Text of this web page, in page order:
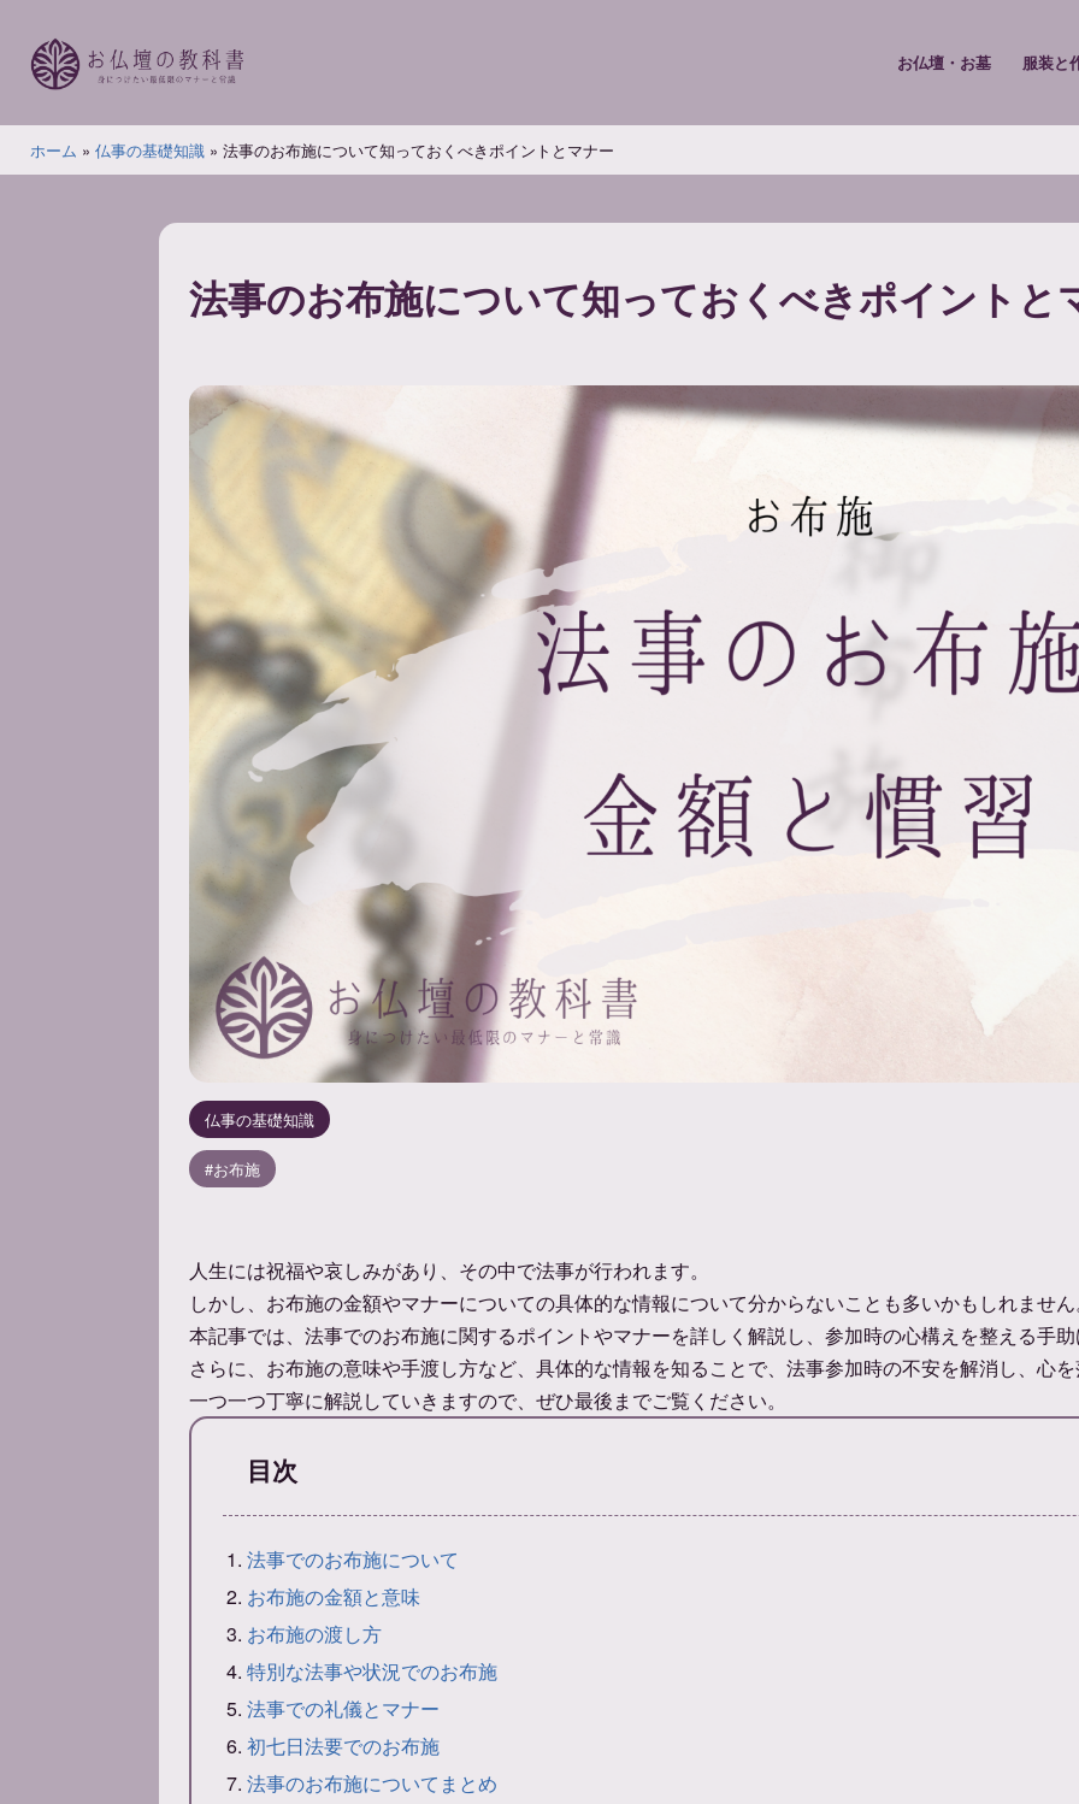
へ
お
仏
お仏壇・お墓 服装と
ホーム » 仏事の基礎知識 » 法事のお布施について知っておくべきポイントとマナー
法事のお布施について知っておくべきポイントと
仏事の基礎知識
お布施
人生には祝福や哀しみがあり、その中で法事が行われます。
しかし、お布施の金額やマナーについての具体的な情報について分からないことも多いかもしれませ
本記事では、法事でのお布施に関するポイントやマナーを詳しく解説し、参加時の心構えを整える手
さらに、お布施の意味や手渡し方など、具体的な情報を知ることで、法事参加時の不安を解消し、心
一つ一つ丁寧に解説していきますので、ぜひ最後までご覧ください。
目次
法事でのお布施について
お布施の金額と意味
お布施の渡し方
特別な法事や状況でのお布施
法事での礼儀とマナー
初七日法要でのお布施
法事のお布施についてまとめ